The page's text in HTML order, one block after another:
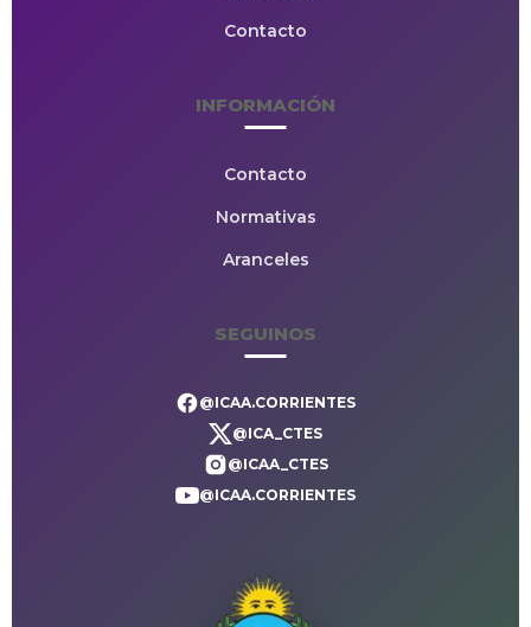
Contacto
INFORMACIÓN
Contacto
Normativas
Aranceles
SEGUINOS
@ICAA.CORRIENTES
@ICA_CTES
@ICAA_CTES
@ICAA.CORRIENTES